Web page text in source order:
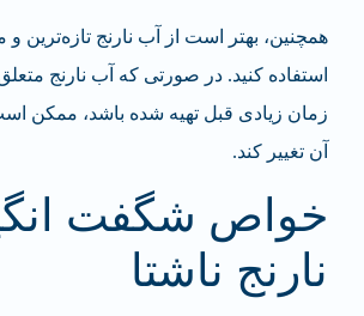
همچنین، بهتر است از آب نارنج تازه‌ترین
استفاده کنید. در صورتی که آب نارنج
زمان زیادی قبل تهیه شده باشد، ممکن
آن تغییر کند.
خواص شگفت
نارنج ناشتا